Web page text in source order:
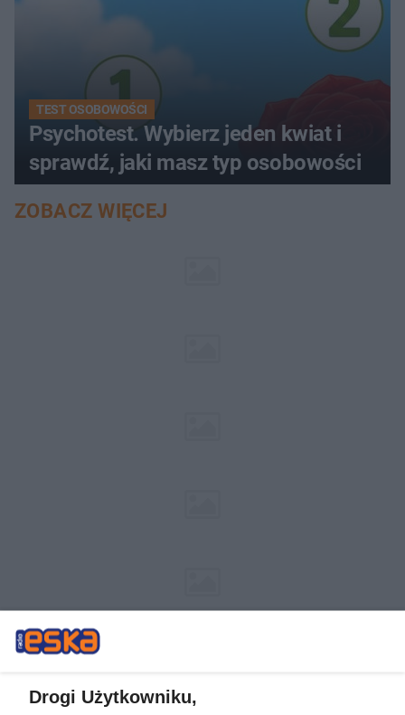
TEST OSOBOWOŚCI
Psychotest. Wybierz jeden kwiat i
sprawdź, jaki masz typ osobowości
ZOBACZ WIĘCEJ
Drogi Użytkowniku,